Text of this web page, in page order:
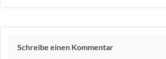
Schreibe einen Kommentar